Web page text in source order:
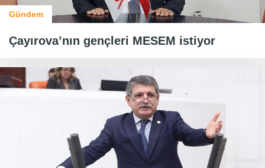
Gündem
Çayırova’nın gençleri MESEM istiyor